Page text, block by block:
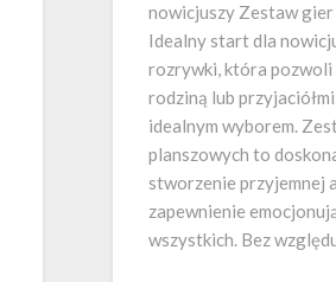
nowicjuszy Zestaw gier
Idealny start dla
rozrywki, która pozwoli
rodziną lub
idealnym wyborem.
planszowych to
stworzenie przyjemnej
zapewnienie
wszystkich. Bez